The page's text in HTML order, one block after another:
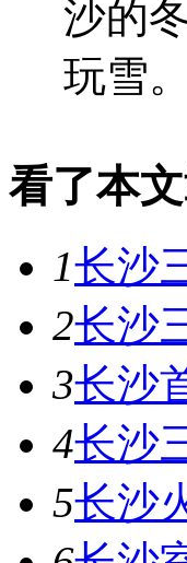
沙的
玩雪
看了本
1长沙
2长沙
3长沙
4长沙
5长沙